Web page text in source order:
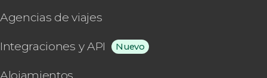
Agencias de viajes
Integraciones y API Nuevo